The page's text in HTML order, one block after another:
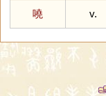
嘵
v.